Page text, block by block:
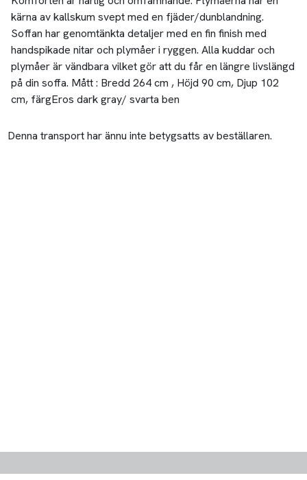
kärna av kallskum svept med en fjäder/dunblandning.
Soffan har genomtänkta detaljer med en fin finish med
handspikade nitar och plymåer i ryggen. Alla kuddar och
plymåer är vändbara vilket gör att du får en längre livslängd
på din soffa. Mått : Bredd 264 cm , Höjd 90 cm, Djup 102
cm, färgEros dark gray/ svarta ben
Denna transport har ännu inte betygsatts av beställaren.